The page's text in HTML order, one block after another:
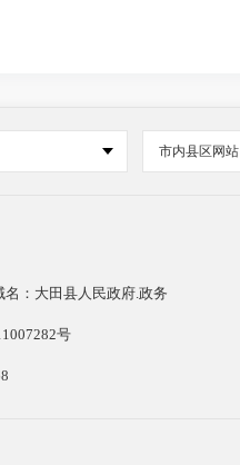
市内县区网站
名：大田县人民政府.政务
号